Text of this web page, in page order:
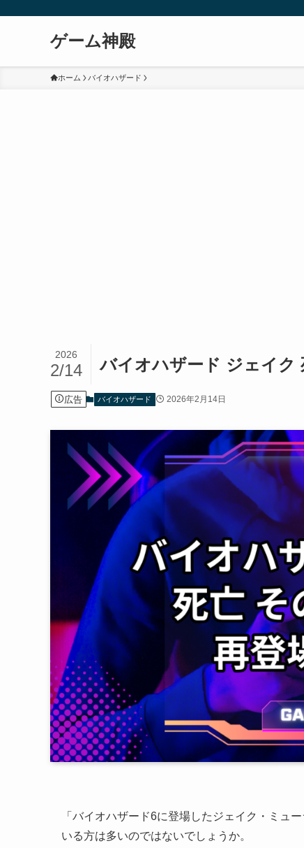
ゲーム神殿
ホーム バイオハザード
バイオハザード ジェイク
2026
2/14
広告 バイオハザード 2026年2月14日
「バイオハザード6に登場したジェイク・ミュ
いる方は多いのではないでしょうか。